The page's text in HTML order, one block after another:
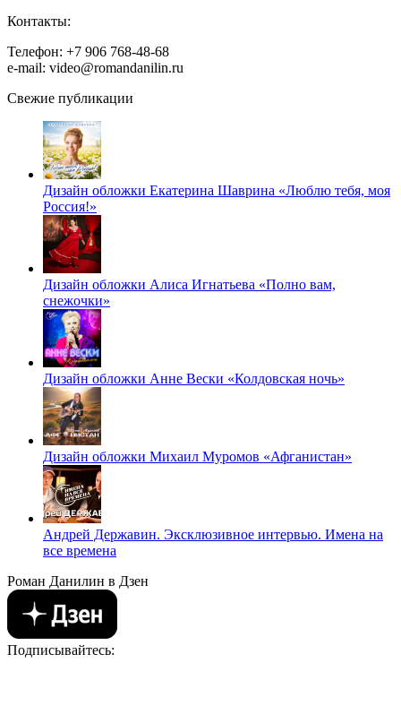
Контакты:
Телефон: +7 906 768-48-68
e-mail: video@romandanilin.ru
Свежие публикации
Дизайн обложки Екатерина Шаврина «Люблю тебя, моя
Россия!»
Дизайн обложки Алиса Игнатьева «Полно вам,
снежочки»
Дизайн обложки Анне Вески «Колдовская ночь»
Дизайн обложки Михаил Муромов «Афганистан»
Андрей Державин. Эксклюзивное интервью. Имена на
все времена
Роман Данилин в Дзен
Подписывайтесь: